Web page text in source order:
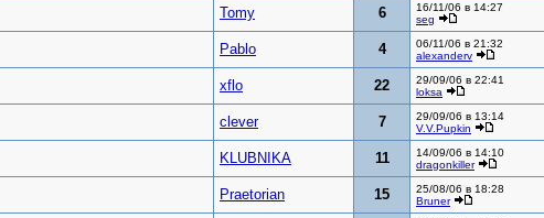
Tomy 6
16/11/06 в 14:27
seg
Pablo 4
06/11/06 в 21:32
alexanderv
xflo 22
29/09/06 в 22:41
loksa
clever 7
29/09/06 в 13:14
V.V.Pupkin
KLUBNIKA 11
14/09/06 в 14:10
dragonkiller
Praetorian 15
25/08/06 в 18:28
Bruner